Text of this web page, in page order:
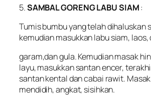
5.SAMBAL GORENG LABU SIAM:
Tumis bumbu yang telah dihaluskan
kemudian masukkan labu siam, laos,
garam,dan gula. Kemudian masak
layu, masukkan santan encer,
santan kental dan cabai rawit.
mendidih, angkat, sisihkan.